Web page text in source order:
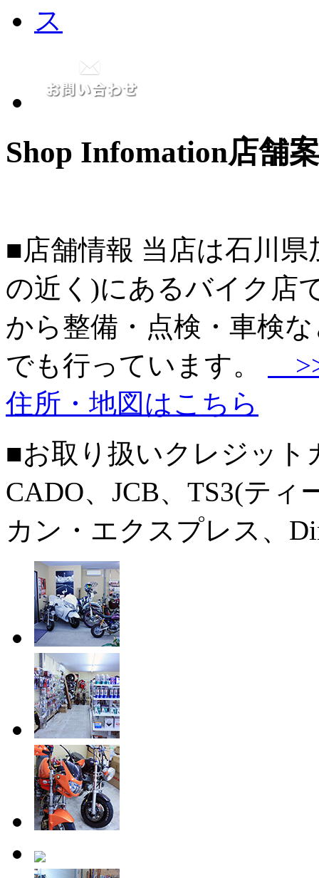
Shop Infomation店舗
■店舗情報 当店は石川
の近く)にあるバイク店
から整備・点検・車検
でも行っています。
住所・地図はこちら
■お取り扱いクレジット
CADO、JCB、TS3(テ
カン・エクスプレス、